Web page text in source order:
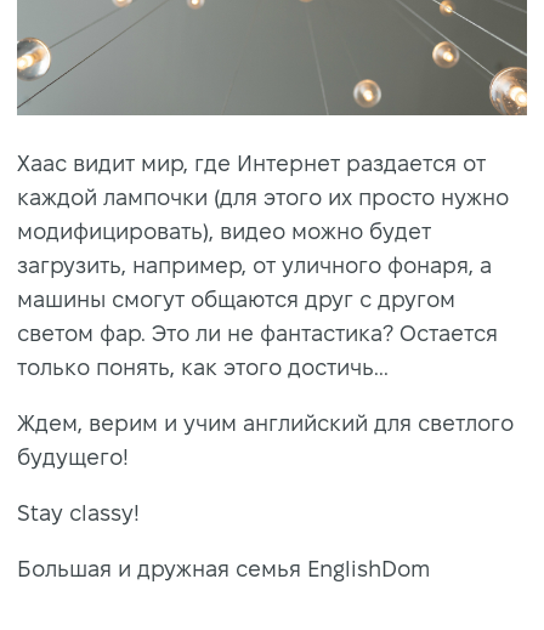
Хаас видит мир, где Интернет раздается от
каждой лампочки (для этого их просто нужно
модифицировать), видео можно будет
загрузить, например, от уличного фонаря, а
машины смогут общаются друг с другом
светом фар. Это ли не фантастика? Остается
только понять, как этого достичь...
Ждем, верим и учим английский для светлого
будущего!
Stay classy!
Большая и дружная семья EnglishDom